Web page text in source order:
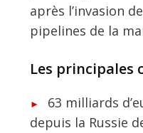
après l’invasion
pipelines de la
Les principales
63 milliards
depuis la Russie